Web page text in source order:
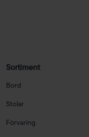
Sortiment
Bord
Stolar
Förvaring